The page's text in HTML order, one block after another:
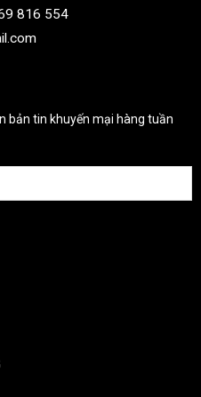
816 554
bản tin khuyến mại hàng tuần